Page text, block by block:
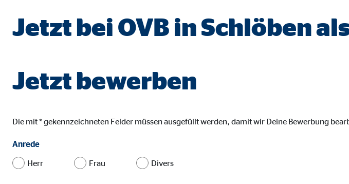
Jetzt bei OVB in Schlöben
Jetzt bewerben
Die mit * gekennzeichneten Felder müssen ausgefüllt werden, damit wir Deine Bewerbung
Anrede
Herr Frau Divers
Cookie Laufzeit: 24 Monate
Name:
JW Player | Empfänger: OVB, Long Tail Ad Solutions Inc.